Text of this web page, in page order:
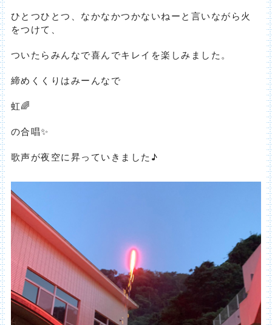
ひとつひとつ、なかなかつかないねーと言いながら火
をつけて、
ついたらみんなで喜んでキレイを楽しみました。
締めくくりはみーんなで
虹🌈
の合唱✨
歌声が夜空に昇っていきました♪